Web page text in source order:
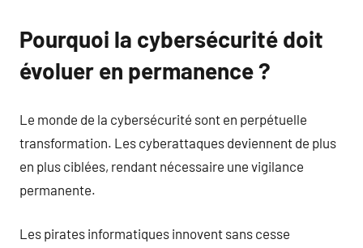
Pourquoi la cybersécurité doit
évoluer en permanence ?
Le monde de la cybersécurité sont en perpétuelle
transformation. Les cyberattaques deviennent de plus
en plus ciblées, rendant nécessaire une vigilance
permanente.
Les pirates informatiques innovent sans cesse